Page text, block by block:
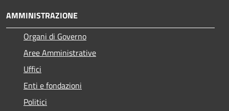
AMMINISTRAZIONE
Organi di Governo
Aree Amministrative
Uffici
Enti e fondazioni
Politici